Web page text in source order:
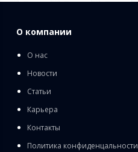
О компании
О нас
Новости
Статьи
Карьера
Контакты
Политика конфиденцальности